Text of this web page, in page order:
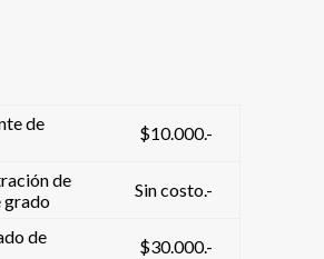
de
$10.000.-
de
grado
Sin costo.-
de
$30.000.-